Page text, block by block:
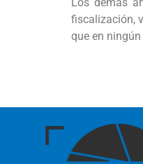
fiscalización,
que en